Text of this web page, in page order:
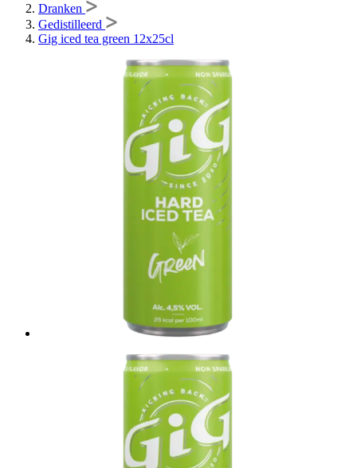
Dranken
Gedistilleerd
Gig iced tea green 12x25cl